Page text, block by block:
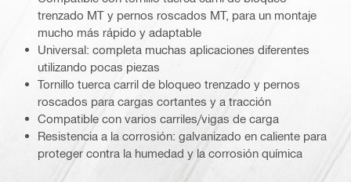
trenzado MT y pernos roscados MT, para un montaje
mucho más rápido y adaptable
Universal: completa muchas aplicaciones diferentes
utilizando pocas piezas
Tornillo tuerca carril de bloqueo trenzado y pernos
roscados para cargas cortantes y a tracción
Compatible con varios carriles/vigas de carga
Resistencia a la corrosión: galvanizado en caliente para
proteger contra la humedad y la corrosión química